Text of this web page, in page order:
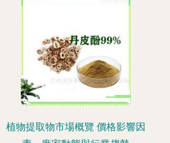
植物提取物市場概覽 價格影響因